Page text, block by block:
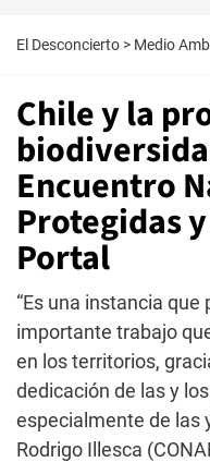
El Desconcierto > Medio
Chile y la
Encuentro
Protegidas
Portal
“Es una instancia que
importante trabajo
en los territorios,
dedicación de las y
especialmente de las
Rodrigo Illesca